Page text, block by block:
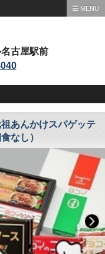
MENU
古屋駅前
あんかけスパゲッテ
なし）